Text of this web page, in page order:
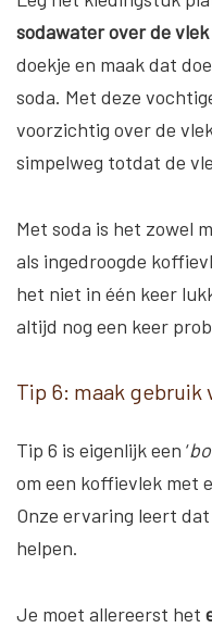
sodawater over de
doekje en maak dat
soda. Met deze
voorzichtig over de
simpelweg totdat de
Met soda is het zowel
als ingedroogde
het niet in één keer
altijd nog een keer
Tip 6: maak gebruik
Tip 6 is eigenlijk een ‘
om een koffievlek met
Onze ervaring leert
helpen.
Je moet allereerst het